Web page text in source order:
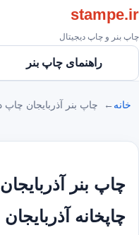
stampe.ir
چاپ بنر و چاپ دیجیتال
راهنمای چاپ بنر
خانه چاپ بنر آذربایجان چاپ
چاپ بنر
چاپخانه آذربایجان